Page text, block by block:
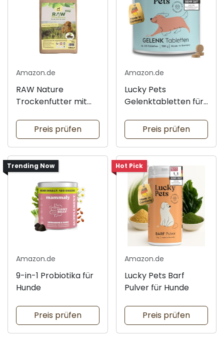
Amazon.de
RAW Nature
Trockenfutter mit
Preis prüfen
Amazon.de
Lucky Pets
Gelenktabletten für
Preis prüfen
Trending Now
Amazon.de
9-in-1 Probiotika für
Hunde
Preis prüfen
Hot Pick
Amazon.de
Lucky Pets Barf
Pulver für Hunde
Preis prüfen